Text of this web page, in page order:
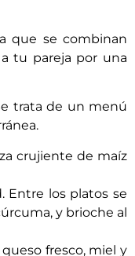
que se combinan
tu pareja por una
trata de un menú
crujiente de maíz
Entre los platos se
y brioche al
fresco, miel y